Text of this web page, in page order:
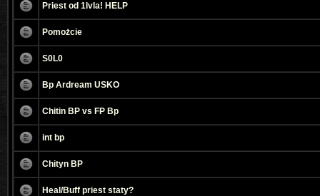
Priest od 1lvla! HELP
Pomożcie
S0L0
Bp Ardream USKO
Chitin BP vs FP Bp
int bp
Chityn BP
Heal/Buff priest staty?